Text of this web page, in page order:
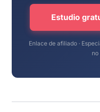
Estudio
Enlace de afiliado ·